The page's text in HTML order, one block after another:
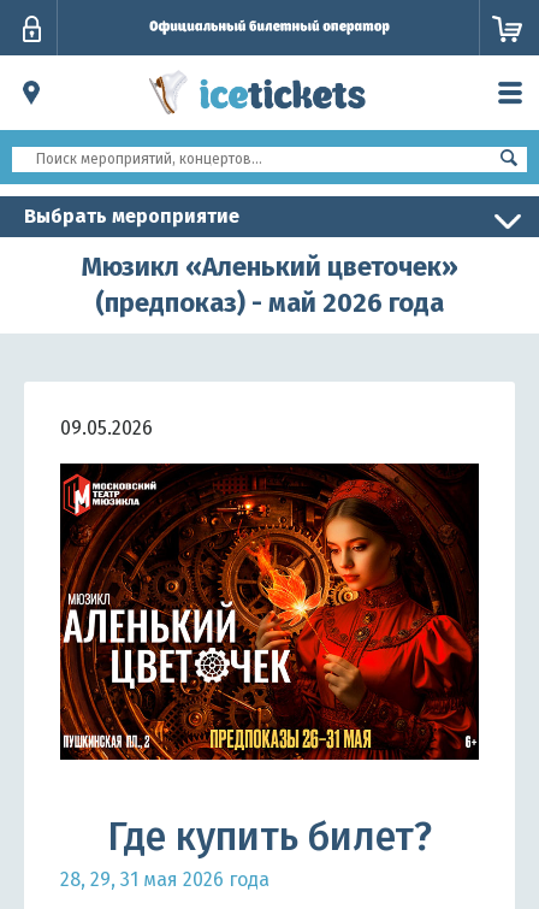
Выбрать мероприятие
Мюзикл «Аленький цветочек»
(предпоказ) - май 2026 года
09.05.2026
Где купить билет?
28, 29, 31 мая 2026 года